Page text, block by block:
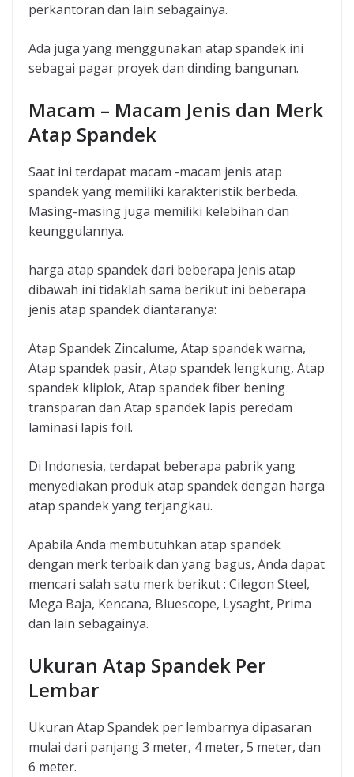
perkantoran dan lain sebagainya.
Ada juga yang menggunakan atap spandek ini
sebagai pagar proyek dan dinding bangunan.
Macam – Macam Jenis dan Merk
Atap Spandek
Saat ini terdapat macam -macam jenis atap
spandek yang memiliki karakteristik berbeda.
Masing-masing juga memiliki kelebihan dan
keunggulannya.
harga atap spandek dari beberapa jenis atap
dibawah ini tidaklah sama berikut ini beberapa
jenis atap spandek diantaranya:
Atap Spandek Zincalume, Atap spandek warna,
Atap spandek pasir, Atap spandek lengkung, Atap
spandek kliplok, Atap spandek fiber bening
transparan dan Atap spandek lapis peredam
laminasi lapis foil.
Di Indonesia, terdapat beberapa pabrik yang
menyediakan produk atap spandek dengan harga
atap spandek yang terjangkau.
Apabila Anda membutuhkan atap spandek
dengan merk terbaik dan yang bagus, Anda dapat
mencari salah satu merk berikut : Cilegon Steel,
Mega Baja, Kencana, Bluescope, Lysaght, Prima
dan lain sebagainya.
Ukuran Atap Spandek Per
Lembar
Ukuran Atap Spandek per lembarnya dipasaran
mulai dari panjang 3 meter, 4 meter, 5 meter, dan
6 meter.